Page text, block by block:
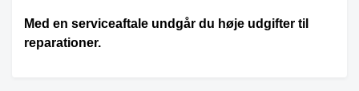
Med en serviceaftale undgår du høje udgifter til
reparationer.